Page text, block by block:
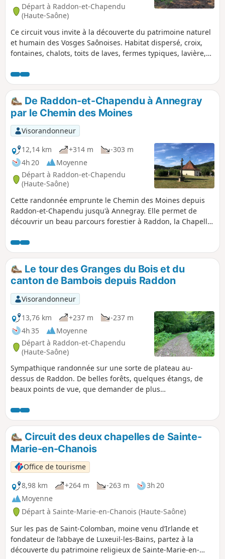
Départ à Raddon-et-Chapendu
(Haute-Saône)
Ce circuit vous invite à la découverte du patrimoine naturel
et humain des Vosges Saônoises. Habitat dispersé, croix,
fontaines, chalots, toits de laves, fermes typiques, lavière,
étangs magiques, blocs erratiques, vergers de cerisiers
vous transportent dans un univers où la nature est reine.
Prenez le temps de la découvrir et laissez vous imprégner
par cette atmosphère si particulière et propice à la
méditation.
De Raddon-et-Chapendu à Annegray
par le Chemin des Moines
Visorandonneur
12,14 km
+314 m
-303 m
4h 20
Moyenne
Départ à Raddon-et-Chapendu
(Haute-Saône)
Cette randonnée emprunte le Chemin des Moines depuis
Raddon-et-Chapendu jusqu'à Annegray. Elle permet de
découvrir un beau parcours forestier à Raddon, la Chapelle
Colomban et, enfin, la chapelle à Annegray.
Le tour des Granges du Bois et du
canton de Bambois depuis Raddon
Visorandonneur
13,76 km
+237 m
-237 m
4h 35
Moyenne
Départ à Raddon-et-Chapendu
(Haute-Saône)
Sympathique randonnée sur une sorte de plateau au-
dessus de Raddon. De belles forêts, quelques étangs, de
beaux points de vue, que demander de plus…
Circuit des deux chapelles de Sainte-
Marie-en-Chanois
Office de tourisme
8,98 km
+264 m -263 m
3h 20
Moyenne
Départ à Sainte-Marie-en-Chanois (Haute-Saône)
Sur les pas de Saint-Colomban, moine venu d’Irlande et
fondateur de l’abbaye de Luxeuil-les-Bains, partez à la
découverte du patrimoine religieux de Sainte-Marie-en-